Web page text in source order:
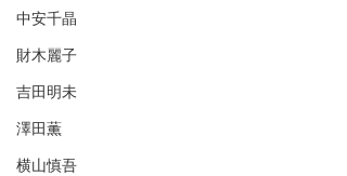
中安千晶
財木麗子
吉田明未
澤田薫
横山慎吾